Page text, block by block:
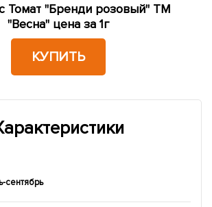
Томат "Бренди розовый" ТМ
"Весна" цена за 1г
КУПИТЬ
сентябрь